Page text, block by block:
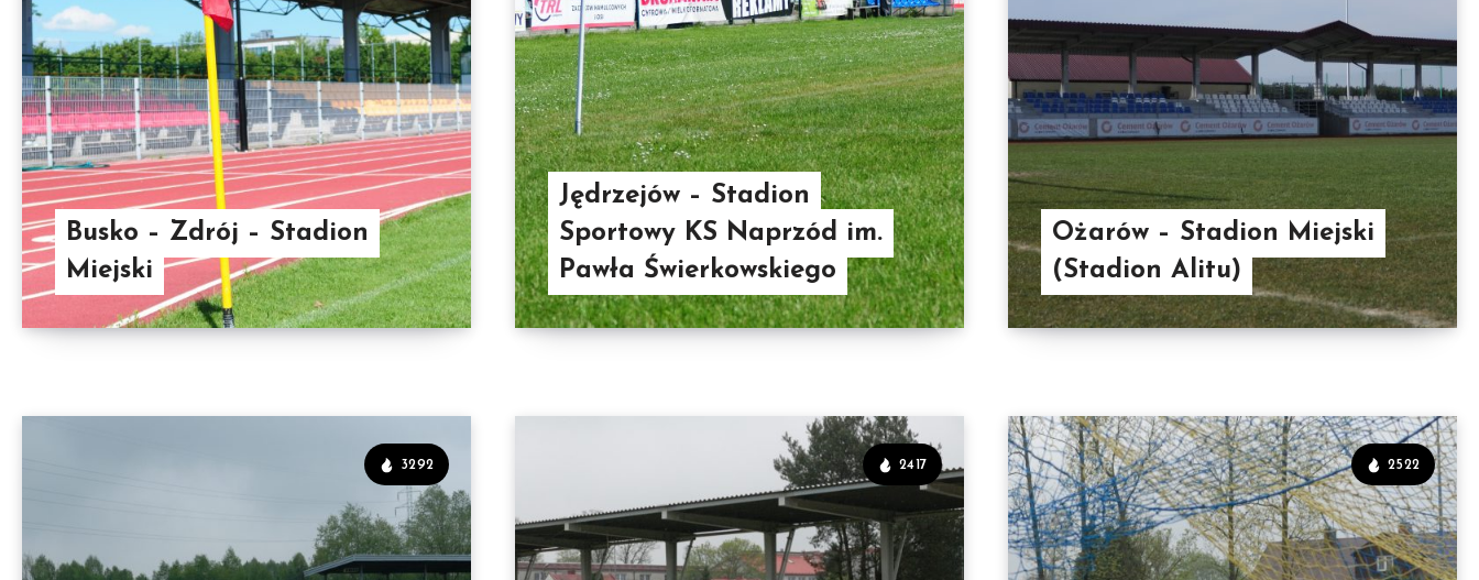
Busko – Zdrój – Stadion
Miejski
Jędrzejów – Stadion
Sportowy KS Naprzód im.
Pawła Świerkowskiego
Ożarów – Stadion Miejski
(Stadion Alitu)
3292 2417 2522